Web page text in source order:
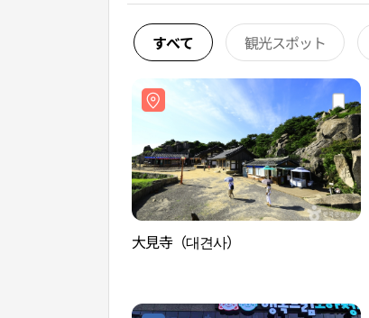
すべて 観光スポット
大見寺（대견사）